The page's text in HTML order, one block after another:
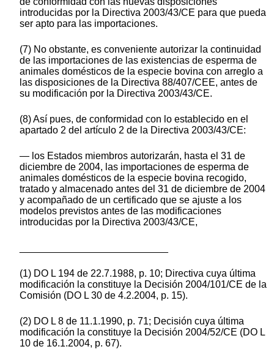
introducidas por la Directiva 2003/43/CE para que pueda
ser apto para las importaciones.
(7) No obstante, es conveniente autorizar la continuidad
de las importaciones de las existencias de esperma de
animales domésticos de la especie bovina con arreglo a
las disposiciones de la Directiva 88/407/CEE, antes de
su modificación por la Directiva 2003/43/CE.
(8) Así pues, de conformidad con lo establecido en el
apartado 2 del artículo 2 de la Directiva 2003/43/CE:
— los Estados miembros autorizarán, hasta el 31 de
diciembre de 2004, las importaciones de esperma de
animales domésticos de la especie bovina recogido,
tratado y almacenado antes del 31 de diciembre de 2004
y acompañado de un certificado que se ajuste a los
modelos previstos antes de las modificaciones
introducidas por la Directiva 2003/43/CE,
(1) DO L 194 de 22.7.1988, p. 10; Directiva cuya última
modificación la constituye la Decisión 2004/101/CE de la
Comisión (DO L 30 de 4.2.2004, p. 15).
(2) DO L 8 de 11.1.1990, p. 71; Decisión cuya última
modificación la constituye la Decisión 2004/52/CE (DO L
10 de 16.1.2004, p. 67).